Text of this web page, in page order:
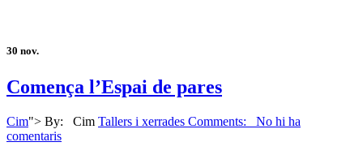
30 nov.
Comença l’Espai de pares
Cim"> By: Cim Tallers i xerrades Comments: No hi ha
comentaris